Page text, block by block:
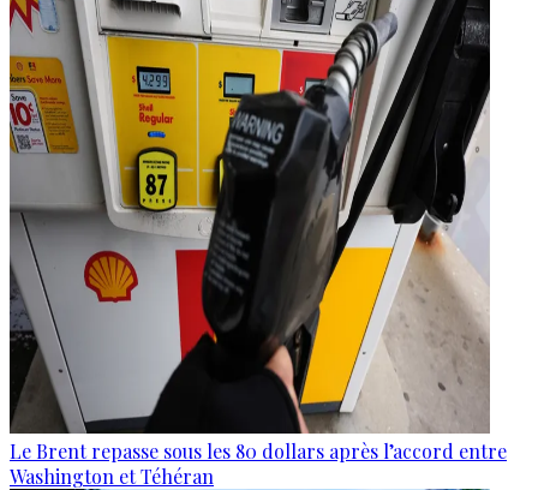
Le Brent repasse sous les 80 dollars après l’accord entre
Washington et Téhéran